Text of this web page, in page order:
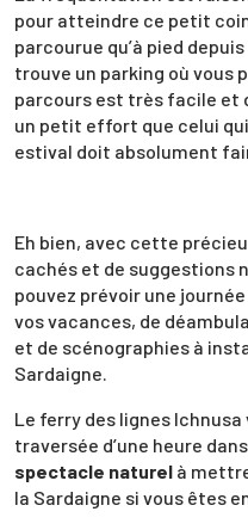
pour atteindre ce petit
parcourue qu’à pied
trouve un parking où vous
parcours est très facile et
un petit effort que celui
estival doit absolument
Eh bien, avec cette
cachés et de suggestions
pouvez prévoir une
vos vacances, de
et de scénographies à
Sardaigne.
Le ferry des lignes
traversée d’une heure
spectacle naturel à
la Sardaigne si vous êtes